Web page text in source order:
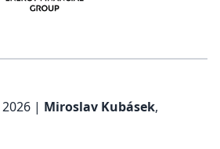
2026 | Miroslav Kubásek,